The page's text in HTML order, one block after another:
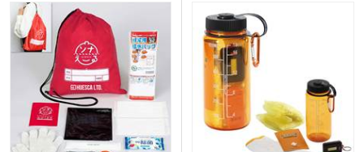
ちん！非常時にサッと持ってるので年代
性別問わず喜ばれます。地域イベントの
来場者特典や、企業の周年記念品として
従業員へ配布すれば防災意識が高まるこ
と間違いなしです。
1色名入れ印刷が可能。住宅展示会や防
災キャンペーン、資産運用の相談会やカ
ルチャースクール入会特典におすすめノ
ベルティです。
動画提供 : SPsource